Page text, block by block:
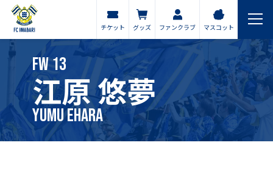
チケット グッズ ファンクラブ マスコット
FW13
江原 悠夢
Yumu Ehara